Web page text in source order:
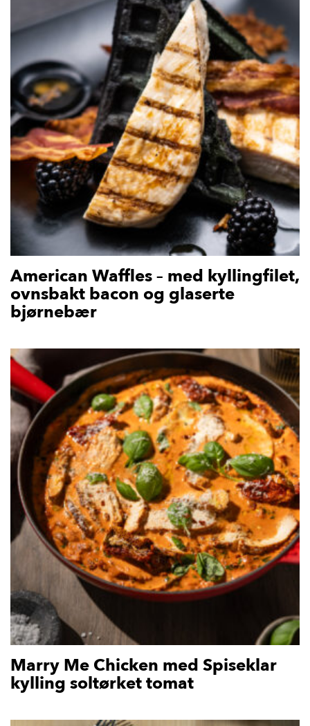
American Waffles – med kyllingfilet,
ovnsbakt bacon og glaserte
bjørnebær
Marry Me Chicken med Spiseklar
kylling soltørket tomat